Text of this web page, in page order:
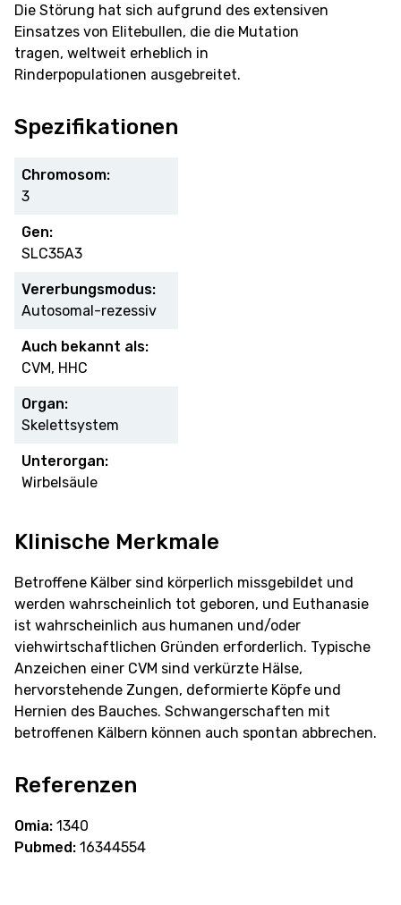
Die Störung hat sich aufgrund des extensiven
Einsatzes von Elitebullen, die die Mutation
tragen, weltweit erheblich in
Rinderpopulationen ausgebreitet.
Spezifikationen
Chromosom:
3
Gen:
SLC35A3
Vererbungsmodus:
Autosomal-rezessiv
Auch bekannt als:
CVM, HHC
Organ:
Skelettsystem
Unterorgan:
Wirbelsäule
Klinische Merkmale
Betroffene Kälber sind körperlich missgebildet und
werden wahrscheinlich tot geboren, und Euthanasie
ist wahrscheinlich aus humanen und/oder
viehwirtschaftlichen Gründen erforderlich. Typische
Anzeichen einer CVM sind verkürzte Hälse,
hervorstehende Zungen, deformierte Köpfe und
Hernien des Bauches. Schwangerschaften mit
betroffenen Kälbern können auch spontan abbrechen.
Referenzen
Omia: 1340
Pubmed: 16344554